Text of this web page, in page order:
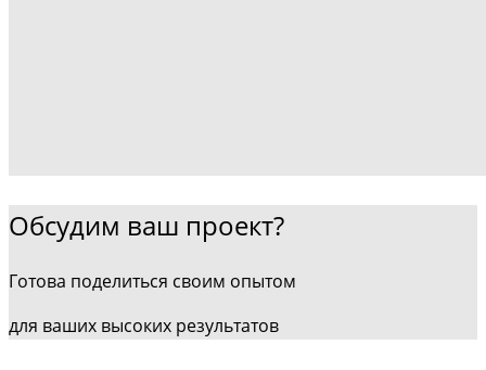
Обсудим ваш проект?
Готова поделиться своим опытом
для ваших высоких результатов